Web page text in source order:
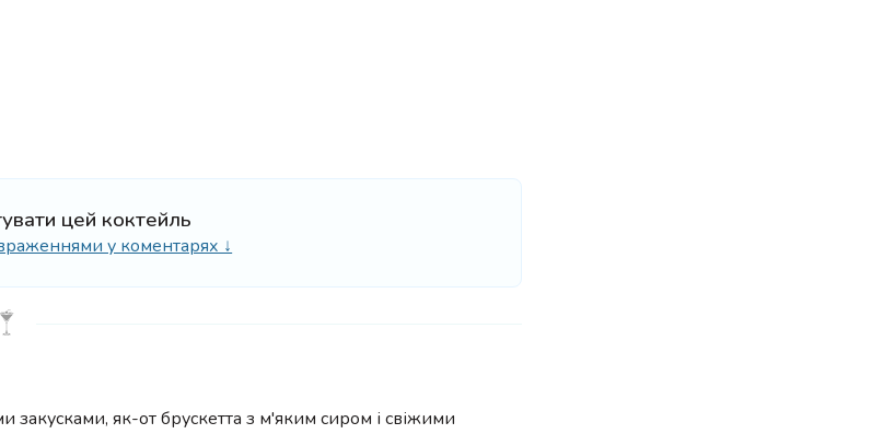
цей коктейль
у коментарях ↓
закусками, як-от брускетта з м'яким сиром і свіжими